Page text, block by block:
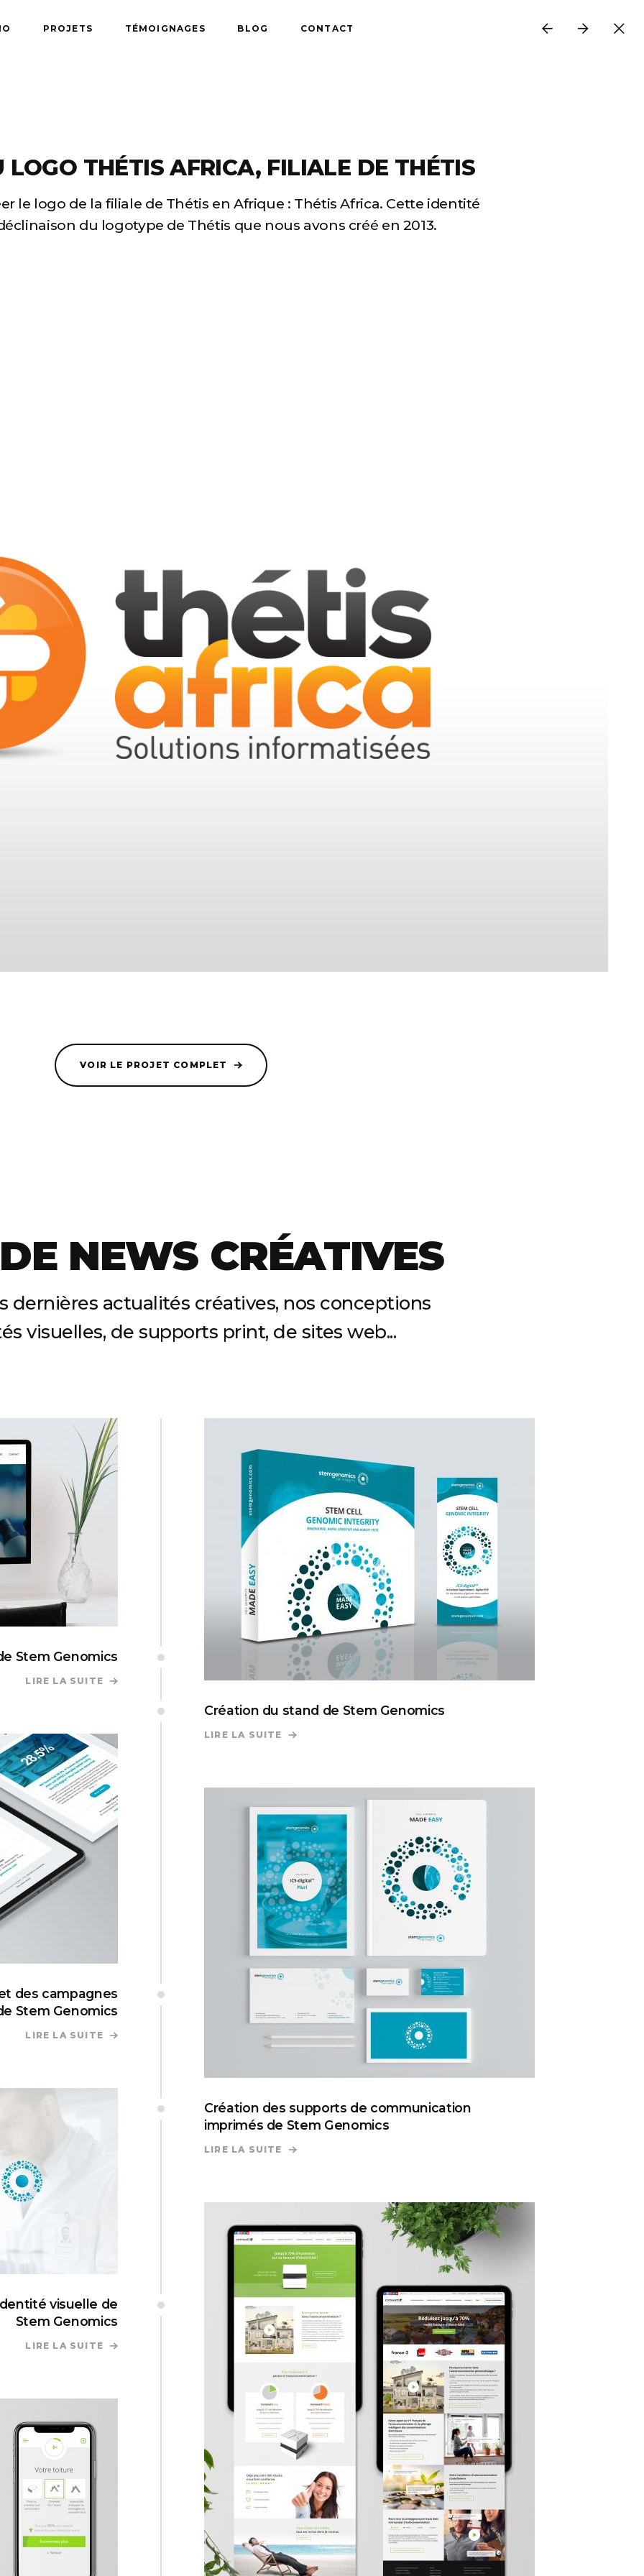
PROJETS TÉMOIGNAGES BLOG CONTACT
LOGO THÉTIS AFRICA, FILIALE DE THÉTIS
le logo de la filiale de Thétis en Afrique : Thétis Africa. Cette identité
du logotype de Thétis que nous avons créé en 2013.
VOIR LE PROJET COMPLET
NEWS CRÉATIVES
dernières actualités créatives, nos conceptions
visuelles, de supports print, de sites web...
Stem Genomics
LIRE LA SUITE DE CRÉATION DU SITE INTERNET DE STEM GENOMICS
des campagnes
Stem Genomics
LIRE LA SUITE DE CRÉATION DES NEWSLETTERS ET DES CAMPAGNES EMAILING DE STEM GENOMICS
visuelle de
Stem Genomics
LIRE LA SUITE DE CRÉATION DU LOGO ET DE L'IDENTITÉ VISUELLE DE STEM GENOMICS
Création du stand de Stem Genomics
LIRE LA SUITE DE CRÉATION DU STAND DE STEM GENOMICS
Création des supports de communication
imprimés de Stem Genomics
LIRE LA SUITE DE CRÉATION DES SUPPORTS DE COMMUNICATION IMPRIMÉS